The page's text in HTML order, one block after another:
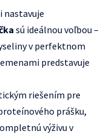
nastavuje
sú ideálnou voľbou –
v perfektnom
predstavuje
riešením pre
prášku,
výživu v